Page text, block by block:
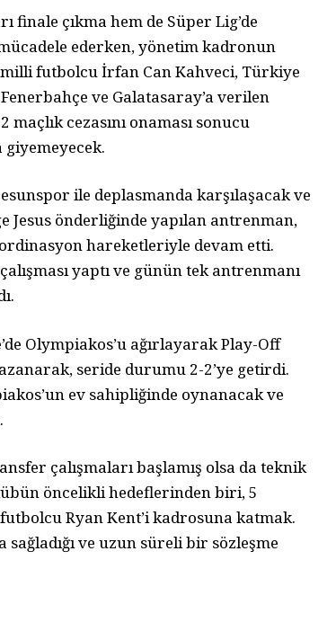
finale çıkma hem de Süper Lig’de
ederken, yönetim kadronun
futbolcu İrfan Can Kahveci, Türkiye
ve Galatasaray’a verilen
maçlık cezasını onaması sonucu
ile deplasmanda karşılaşacak ve
Jesus önderliğinde yapılan antrenman,
hareketleriyle devam etti.
yaptı ve günün tek antrenmanı
Olympiakos’u ağırlayarak Play-Off
seride durumu 2-2’ye getirdi.
ev sahipliğinde oynanacak ve
çalışmaları başlamış olsa da teknik
öncelikli hedeflerinden biri, 5
Ryan Kent’i kadrosuna katmak.
ve uzun süreli bir sözleşme